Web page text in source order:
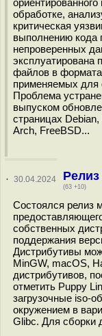
обработке,
критическая
выполнению кода
непроверенных
эксплуатирована
файлов в
применяемых
Проблема
выпуском
страницах
Arch, FreeBSD...
· 30.04.2024 Релиз
(63 +10)
Состоялся релиз
собственных
поддержания
Дистрибутивы
MinGW, macOS,
дистрибутивов,
отметить Puppy
загрузочные iso-
окружением в
Glibc. Для сборки